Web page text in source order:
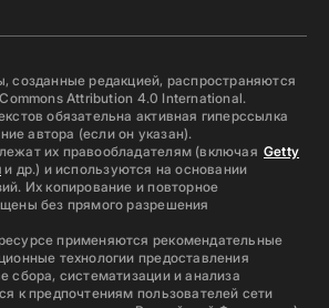
созданные редакцией, распространяются
Attribution 4.0 International.
обязательна активная гиперссылка
автора (если он указан).
их правообладателям (включая Getty
и др.) и используются на основании
Их копирование и повторное
без прямого разрешения
применяются рекомендательные
технологии предоставления
сбора, систематизации и анализа
к предпочтениям пользователей сети